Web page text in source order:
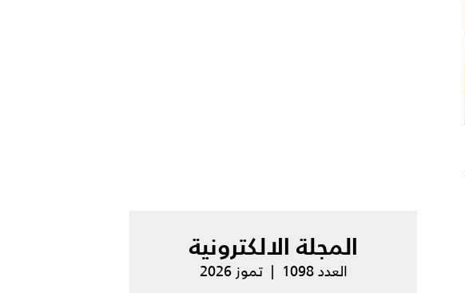
المجلة الالكترونية
العدد 1098 | تموز 2026